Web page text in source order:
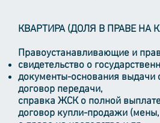
КВАРТИРА (ДОЛЯ В ПРАВЕ НА
Правоустанавливающие и
свидетельство о
документы-основания выдачи
договор передачи,
справка ЖСК о полной
договор купли-продажи (мены,